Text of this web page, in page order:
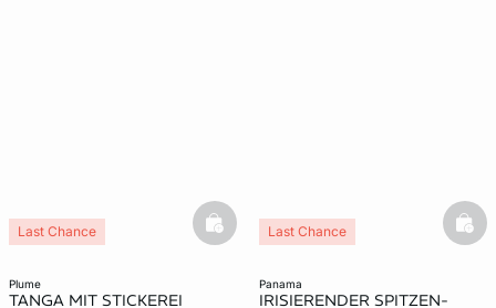
plume
TANGA MIT STICKEREI
Last Chance basketfull
panama
IRISIERENDER SPITZEN-
Last Chance